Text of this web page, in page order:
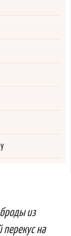
из
на